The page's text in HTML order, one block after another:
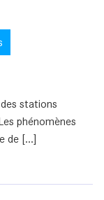
stations
phénomènes
de [...]